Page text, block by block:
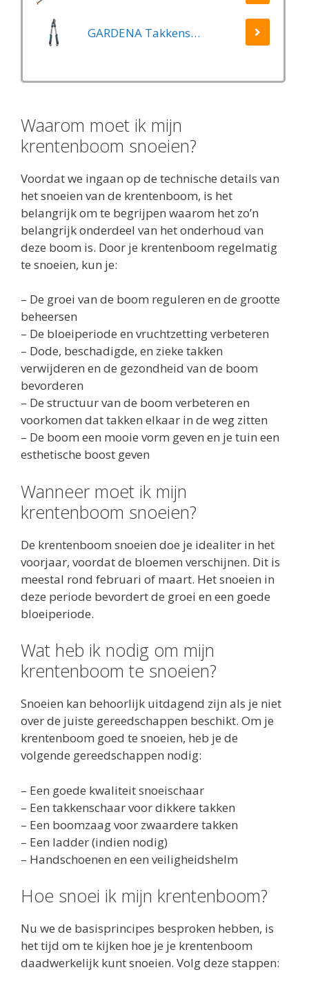
GARDENA Takkenschaar EasyCut 500 B EasyCut
Waarom moet ik mijn
krentenboom snoeien?
Voordat we ingaan op de technische details van
het snoeien van de krentenboom, is het
belangrijk om te begrijpen waarom het zo’n
belangrijk onderdeel van het onderhoud van
deze boom is. Door je krentenboom regelmatig
te snoeien, kun je:
– De groei van de boom reguleren en de grootte
beheersen
– De bloeiperiode en vruchtzetting verbeteren
– Dode, beschadigde, en zieke takken
verwijderen en de gezondheid van de boom
bevorderen
– De structuur van de boom verbeteren en
voorkomen dat takken elkaar in de weg zitten
– De boom een mooie vorm geven en je tuin een
esthetische boost geven
Wanneer moet ik mijn
krentenboom snoeien?
De krentenboom snoeien doe je idealiter in het
voorjaar, voordat de bloemen verschijnen. Dit is
meestal rond februari of maart. Het snoeien in
deze periode bevordert de groei en een goede
bloeiperiode.
Wat heb ik nodig om mijn
krentenboom te snoeien?
Snoeien kan behoorlijk uitdagend zijn als je niet
over de juiste gereedschappen beschikt. Om je
krentenboom goed te snoeien, heb je de
volgende gereedschappen nodig:
– Een goede kwaliteit snoeischaar
– Een takkenschaar voor dikkere takken
– Een boomzaag voor zwaardere takken
– Een ladder (indien nodig)
– Handschoenen en een veiligheidshelm
Hoe snoei ik mijn krentenboom?
Nu we de basisprincipes besproken hebben, is
het tijd om te kijken hoe je je krentenboom
daadwerkelijk kunt snoeien. Volg deze stappen: